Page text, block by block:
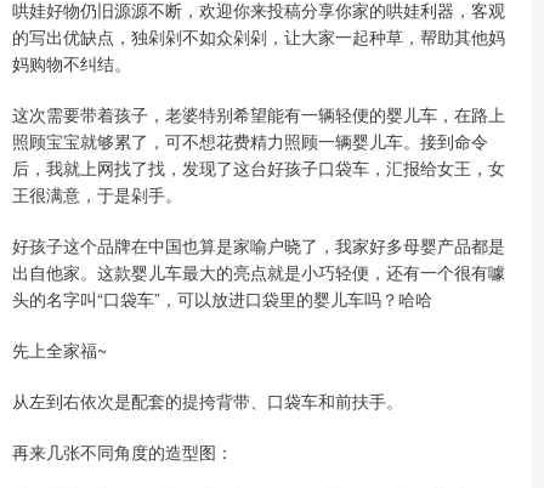
哄娃好物仍旧源源不断，欢迎你来投稿分享你家的哄娃利器，客观
的写出优缺点，独剁剁不如众剁剁，让大家一起种草，帮助其他妈
妈购物不纠结。
这次需要带着孩子，老婆特别希望能有一辆轻便的婴儿车，在路上
照顾宝宝就够累了，可不想花费精力照顾一辆婴儿车。接到命令
后，我就上网找了找，发现了这台好孩子口袋车，汇报给女王，女
王很满意，于是剁手。
好孩子这个品牌在中国也算是家喻户晓了，我家好多母婴产品都是
出自他家。这款婴儿车最大的亮点就是小巧轻便，还有一个很有噱
头的名字叫“口袋车”，可以放进口袋里的婴儿车吗？哈哈
先上全家福~
从左到右依次是配套的提挎背带、口袋车和前扶手。
再来几张不同角度的造型图：